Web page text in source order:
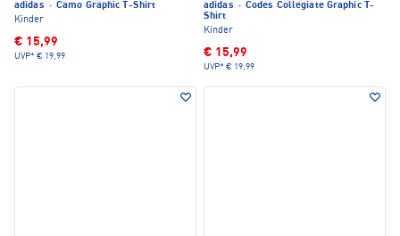
adidas · Camo Graphic T-Shirt
Kinder
€ 15,99
UVP* € 19,99
adidas · Codes Collegiate Graphic T-
Shirt
Kinder
€ 15,99
UVP* € 19,99